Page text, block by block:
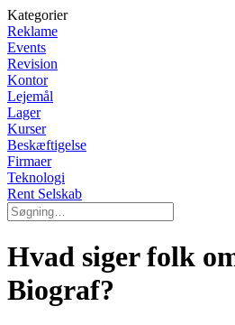
Kategorier
Reklame
Events
Revision
Kontor
Lejemål
Lager
Kurser
Beskæftigelse
Firmaer
Teknologi
Rent Selskab
Hvad siger folk
Biograf?